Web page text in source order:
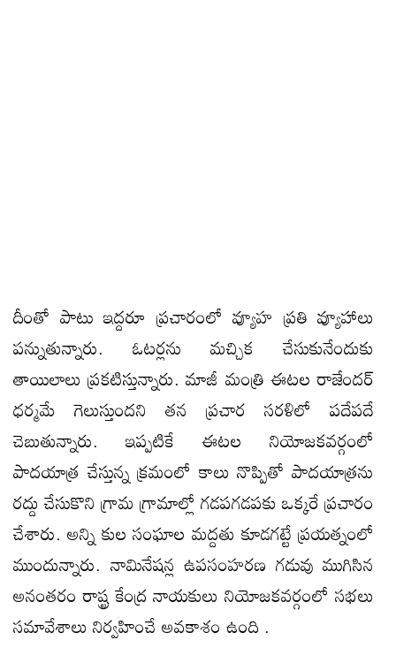
దీంతో పాటు ఇద్ద‌రూ ప్రచారంలో వ్యూహ ప్రతి వ్యూహాలు
పన్నుతున్నారు. ఓటర్లను మచ్చిక చేసుకునేందుకు
తాయిలాలు ప్రకటిస్తున్నారు. మాజీ మంత్రి ఈటల రాజేందర్
ధర్మమే గెలుస్తుందని తన ప్రచార సరళిలో పదేపదే
చెబుతున్నారు. ఇప్పటికే ఈటల నియోజకవర్గంలో
పాదయాత్ర చేస్తున్న క్రమంలో కాలు నొప్పితో పాదయాత్రను
రద్దు చేసుకొని గ్రామ గ్రామాల్లో గడపగడపకు ఒక్కరే ప్రచారం
చేశారు. అన్ని కుల సంఘాల మద్దతు కూడగట్టే ప్రయత్నంలో
ముందున్నారు. నామినేషన్ల ఉపసంహరణ గడువు ముగిసిన
అనంతరం రాష్ట్ర కేంద్ర నాయకులు నియోజకవర్గంలో సభలు
సమావేశాలు నిర్వహించే అవకాశం ఉంది .